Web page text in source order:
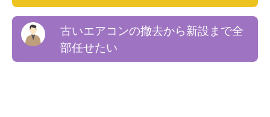
古いエアコンの撤去から新設まで全
部任せたい